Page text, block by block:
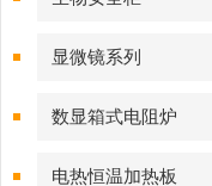
显微镜系列
数显箱式电阻炉
电热恒温加热板